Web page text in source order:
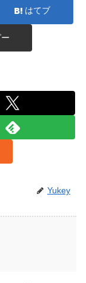
はてブ
Yukey